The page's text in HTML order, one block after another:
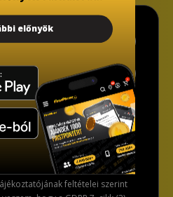
pipálásával - az
Rendelet (GDPR) 6. cikk (1)
a 7. cikk rendelkezése
hogy az adatkezelő a most
adataimat a GDPR, továbbá a
feltételei szerint
előnyök